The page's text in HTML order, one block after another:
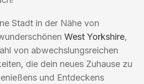
Stadt in der Nähe von
West Yorkshire,
von abwechslungsreichen
die dein neues Zuhause zu
und Entdeckens